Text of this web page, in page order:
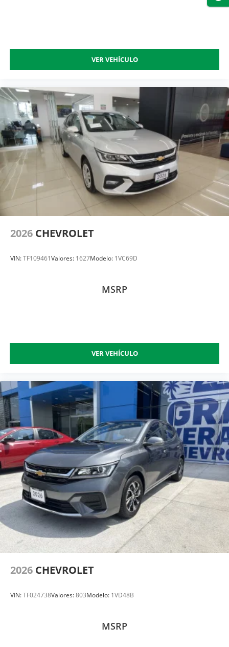
VER VEHÍCULO
2026 CHEVROLET
VIN:TF109461Valores: 1627Modelo: 1VC69D
MSRP
VER VEHÍCULO
2026 CHEVROLET
VIN:TF024738Valores:803Modelo: 1VD48B
MSRP